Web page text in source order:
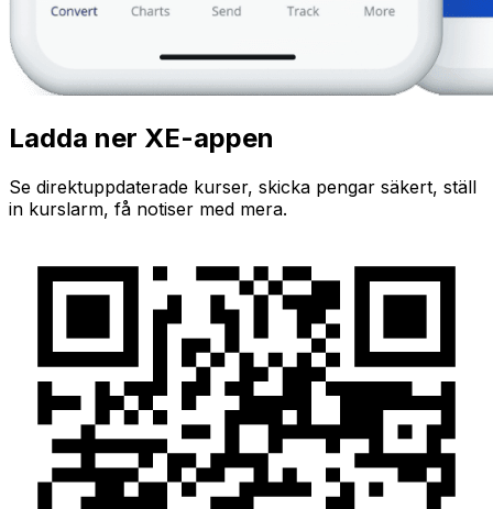
Ladda ner XE-appen
Se direktuppdaterade kurser, skicka pengar säkert, ställ
in kurslarm, få notiser med mera.